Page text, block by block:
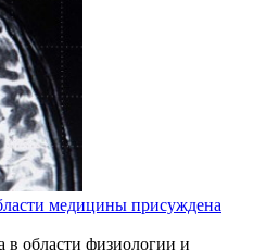
медицины присуждена
в области физиологии и